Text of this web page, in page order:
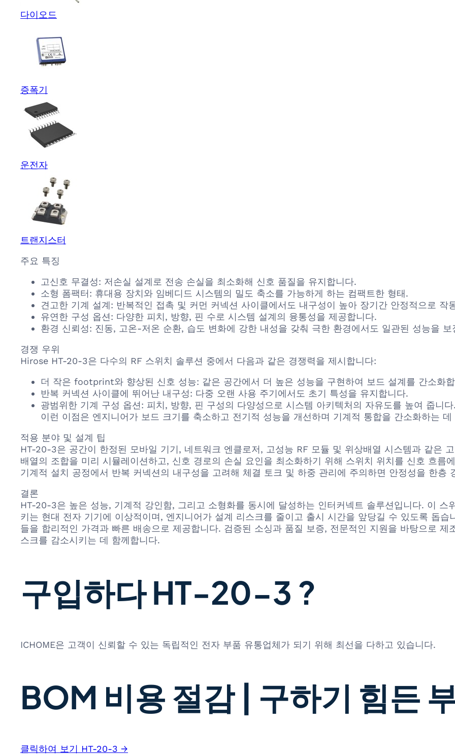
다이오드
증폭기
운전자
트랜지스터
주요 특징
고신호 무결성: 저손실 설계로 전송 손실을 최소화해 신호 품질을 유지합니다.
소형 폼팩터: 휴대용 장치와 임베디드 시스템의 밀도 축소를 가능하게 하는 컴팩트한 형태.
견고한 기계 설계: 반복적인 접촉 및 커먼 커넥션 사이클에서도 내구성이 높아 장기간 안정적으로 작
유연한 구성 옵션: 다양한 피치, 방향, 핀 수로 시스템 설계의 융통성을 제공합니다.
환경 신뢰성: 진동, 고온-저온 순환, 습도 변화에 강한 내성을 갖춰 극한 환경에서도 일관된 성능을 보
경쟁 우위
Hirose HT-20-3은 다수의 RF 스위치 솔루션 중에서 다음과 같은 경쟁력을 제시합니다:
더 작은 footprint와 향상된 신호 성능: 같은 공간에서 더 높은 성능을 구현하여 보드 설계를 간소화
반복 커넥션 사이클에 뛰어난 내구성: 다중 오랜 사용 주기에서도 초기 특성을 유지합니다.
광범위한 기계 구성 옵션: 피치, 방향, 핀 구성의 다양성으로 시스템 아키텍처의 자유도를 높여 줍니
이런 이점은 엔지니어가 보드 크기를 축소하고 전기적 성능을 개선하며 기계적 통합을 간소화하는
적용 분야 및 설계 팁
HT-20-3은 공간이 한정된 모바일 기기, 네트워크 엔클로저, 고성능 RF 모듈 및 위상배열 시스템과 같은
배열의 조합을 미리 시뮬레이션하고, 신호 경로의 손실 요인을 최소화하기 위해 스위치 위치를 신호 흐름
기계적 설치 공정에서 반복 커넥션의 내구성을 고려해 체결 토크 및 하중 관리에 주의하면 안정성을 한층
결론
HT-20-3은 높은 성능, 기계적 강인함, 그리고 소형화를 동시에 달성하는 인터커넥트 솔루션입니다. 이 스
키는 현대 전자 기기에 이상적이며, 엔지니어가 설계 리스크를 줄이고 출시 시간을 앞당길 수 있도록 돕
들을 합리적인 가격과 빠른 배송으로 제공합니다. 검증된 소싱과 품질 보증, 전문적인 지원을 바탕으로
스크를 감소시키는 데 함께합니다.
구입하다 HT-20-3 ?
ICHOME은 고객이 신뢰할 수 있는 독립적인 전자 부품 유통업체가 되기 위해 최선을 다하고 있습니다.
BOM 비용 절감 | 구하기 힘든
클릭하여 보기 HT-20-3 →